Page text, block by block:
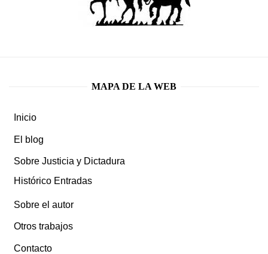
MAPA DE LA WEB
Inicio
El blog
Sobre Justicia y Dictadura
Histórico Entradas
Sobre el autor
Otros trabajos
Contacto